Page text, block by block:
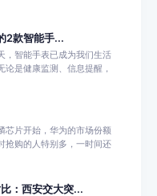
2款智能手...
，智能手表已成为我们生活
论是健康监测、信息提醒，
芯片开始，华为的市场份额
抢购的人特别多，一时间还
：西安交大突...